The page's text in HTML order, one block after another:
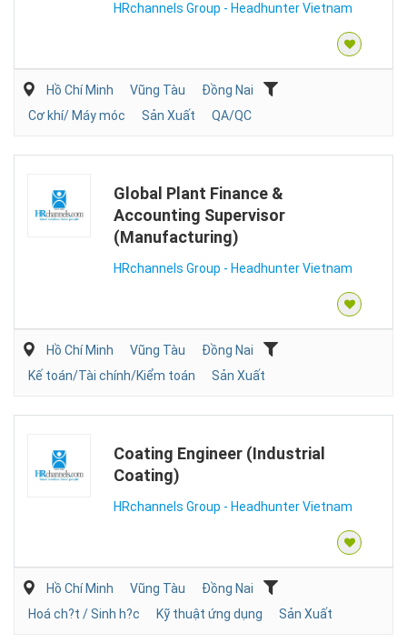
HRchannels Group - Headhunter Vietnam
Hồ Chí Minh Vũng Tàu
Đồng Nai
Cơ khí/ Máy móc
Sản Xuất QA/QC
Global Plant Finance &
Accounting Supervisor
(Manufacturing)
HRchannels Group - Headhunter Vietnam
Hồ Chí Minh Vũng Tàu
Đồng Nai
Kế toán/Tài chính/Kiểm toán
Sản Xuất
Coating Engineer (Industrial
Coating)
HRchannels Group - Headhunter Vietnam
Hồ Chí Minh Vũng Tàu
Đồng Nai
Hoá ch?t / Sinh h?c
Kỹ thuật ứng dụng Sản Xuất